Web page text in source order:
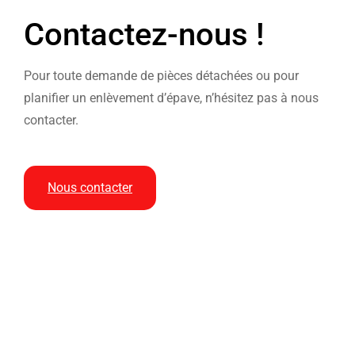
Contactez-nous !
Pour toute demande de pièces détachées ou pour
planifier un enlèvement d’épave, n’hésitez pas à nous
contacter.
Nous contacter